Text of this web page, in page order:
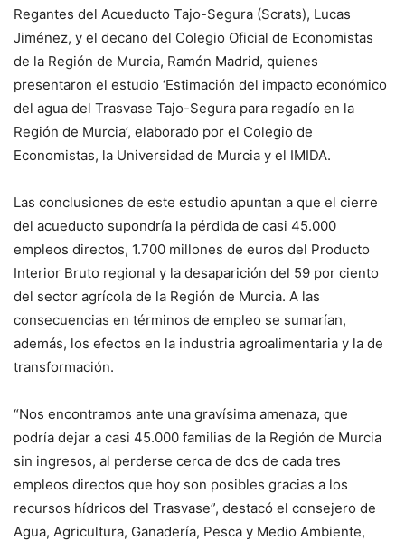
Regantes del Acueducto Tajo-Segura (Scrats), Lucas
Jiménez, y el decano del Colegio Oficial de Economistas
de la Región de Murcia, Ramón Madrid, quienes
presentaron el estudio ‘Estimación del impacto económico
del agua del Trasvase Tajo-Segura para regadío en la
Región de Murcia’, elaborado por el Colegio de
Economistas, la Universidad de Murcia y el IMIDA.
Las conclusiones de este estudio apuntan a que el cierre
del acueducto supondría la pérdida de casi 45.000
empleos directos, 1.700 millones de euros del Producto
Interior Bruto regional y la desaparición del 59 por ciento
del sector agrícola de la Región de Murcia. A las
consecuencias en términos de empleo se sumarían,
además, los efectos en la industria agroalimentaria y la de
transformación.
“Nos encontramos ante una gravísima amenaza, que
podría dejar a casi 45.000 familias de la Región de Murcia
sin ingresos, al perderse cerca de dos de cada tres
empleos directos que hoy son posibles gracias a los
recursos hídricos del Trasvase”, destacó el consejero de
Agua, Agricultura, Ganadería, Pesca y Medio Ambiente,